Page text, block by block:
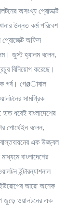
অসংখ্য প্রোডাক্ট
উন্নত কর্ম পরিবেশ
প্রোজেক্ট অফিস
জুস্ট হ্যালম বলেন,
বিনিয়োগ করেছে।
গর্ব। গেøাবাল
সামগ্রিক
ধরেই বাংলাদেশের
পোর্থেইন বলেন,
বাস্তবায়নের এক উজ্জ্বল
বাংলাদেশের
ইন্টারন্যাশনাল
ইউরোপের আরো অনেক
জুড়ে ওয়ালটনের এক